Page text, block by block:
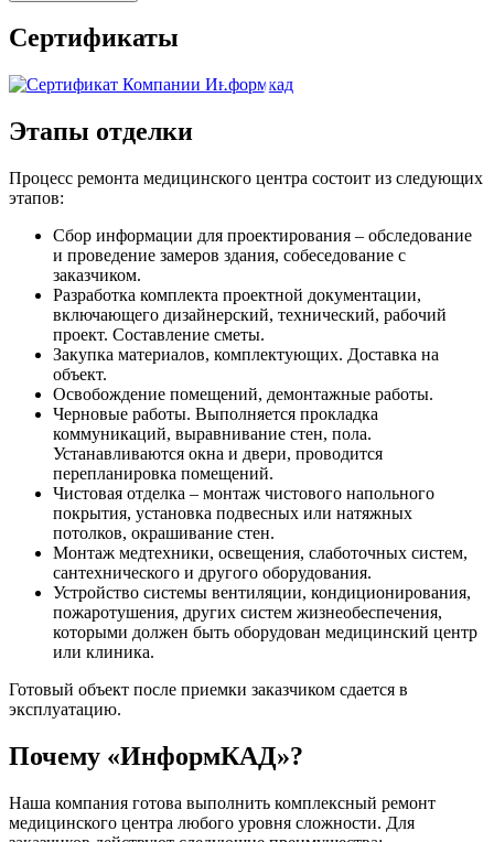
Сертификаты
Этапы отделки
Процесс ремонта медицинского центра состоит из следующих
этапов:
Сбор информации для проектирования – обследование
и проведение замеров здания, собеседование с
заказчиком.
Разработка комплекта проектной документации,
включающего дизайнерский, технический, рабочий
проект. Составление сметы.
Закупка материалов, комплектующих. Доставка на
объект.
Освобождение помещений, демонтажные работы.
Черновые работы. Выполняется прокладка
коммуникаций, выравнивание стен, пола.
Устанавливаются окна и двери, проводится
перепланировка помещений.
Чистовая отделка – монтаж чистового напольного
покрытия, установка подвесных или натяжных
потолков, окрашивание стен.
Монтаж медтехники, освещения, слаботочных систем,
сантехнического и другого оборудования.
Устройство системы вентиляции, кондиционирования,
пожаротушения, других систем жизнеобеспечения,
которыми должен быть оборудован медицинский центр
или клиника.
Готовый объект после приемки заказчиком сдается в
эксплуатацию.
Почему «ИнформКАД»?
Наша компания готова выполнить комплексный ремонт
медицинского центра любого уровня сложности. Для